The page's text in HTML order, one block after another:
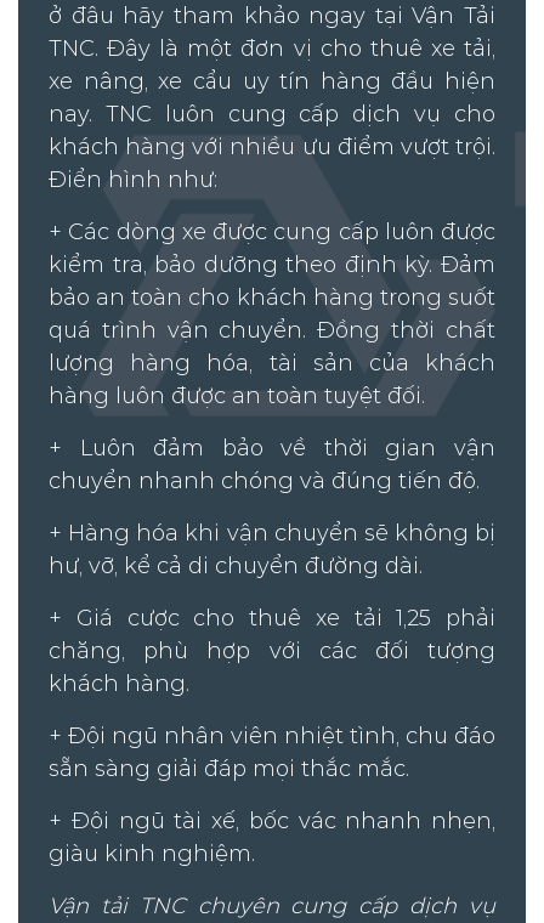
ở đâu hãy tham khảo ngay tại Vận Tải
TNC. Đây là một đơn vị cho thuê xe tải,
xe nâng, xe cẩu uy tín hàng đầu hiện
nay. TNC luôn cung cấp dịch vụ cho
khách hàng với nhiều ưu điểm vượt trội.
Điển hình như:
+ Các dòng xe được cung cấp luôn được
kiểm tra, bảo dưỡng theo định kỳ. Đảm
bảo an toàn cho khách hàng trong suốt
quá trình vận chuyển. Đồng thời chất
lượng hàng hóa, tài sản của khách
hàng luôn được an toàn tuyệt đối.
+ Luôn đảm bảo về thời gian vận
chuyển nhanh chóng và đúng tiến độ.
+ Hàng hóa khi vận chuyển sẽ không bị
hư, vỡ, kể cả di chuyển đường dài.
+ Giá cược cho thuê xe tải 1,25 phải
chăng, phù hợp với các đối tượng
khách hàng.
+ Đội ngũ nhân viên nhiệt tình, chu đáo
sẵn sàng giải đáp mọi thắc mắc.
+ Đội ngũ tài xế, bốc vác nhanh nhẹn,
giàu kinh nghiệm.
Vận tải TNC chuyên cung cấp dịch vụ